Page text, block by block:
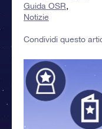
Guida OSR
Notizie
Condividi questo